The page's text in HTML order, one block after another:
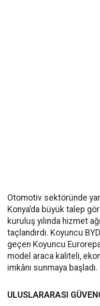
Otomotiv sektöründe
Konya’da büyük talep
kuruluş yılında hizmet
taçlandırdı. Koyuncu
geçen Koyuncu
model araca kaliteli,
imkânı sunmaya başladı.
ULUSLARARASI